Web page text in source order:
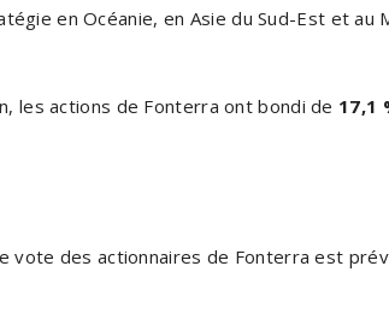
en Océanie, en Asie du Sud-Est et au
les actions de Fonterra ont bondi de 17,1
vote des actionnaires de Fonterra est